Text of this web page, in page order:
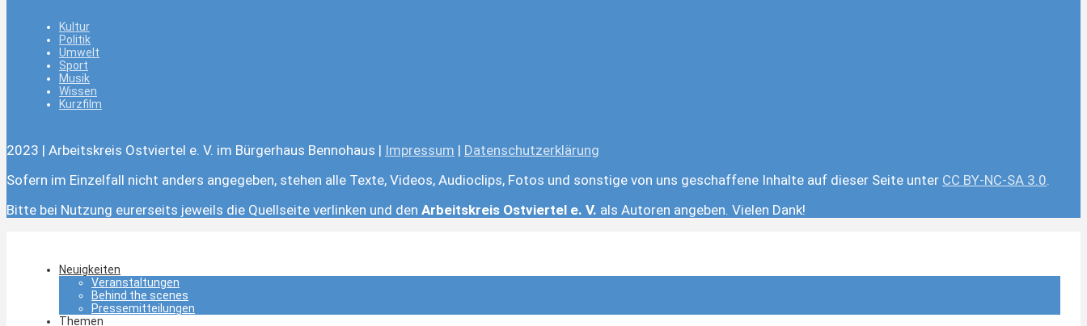
Kultur
Politik
Umwelt
Sport
Musik
Wissen
Kurzfilm
2023 | Arbeitskreis Ostviertel e. V. im Bürgerhaus Bennohaus | Impressum | Datenschutzerklärung
Sofern im Einzelfall nicht anders angegeben, stehen alle Texte, Videos, Audioclips, Fotos und sonstige von uns geschaffene Inhalte auf dieser Seite unter CC BY-NC-SA 3.0.
Bitte bei Nutzung eurerseits jeweils die Quellseite verlinken und den Arbeitskreis Ostviertel e. V. als Autoren angeben. Vielen Dank!
Neuigkeiten
Veranstaltungen
Behind the scenes
Pressemitteilungen
Themen